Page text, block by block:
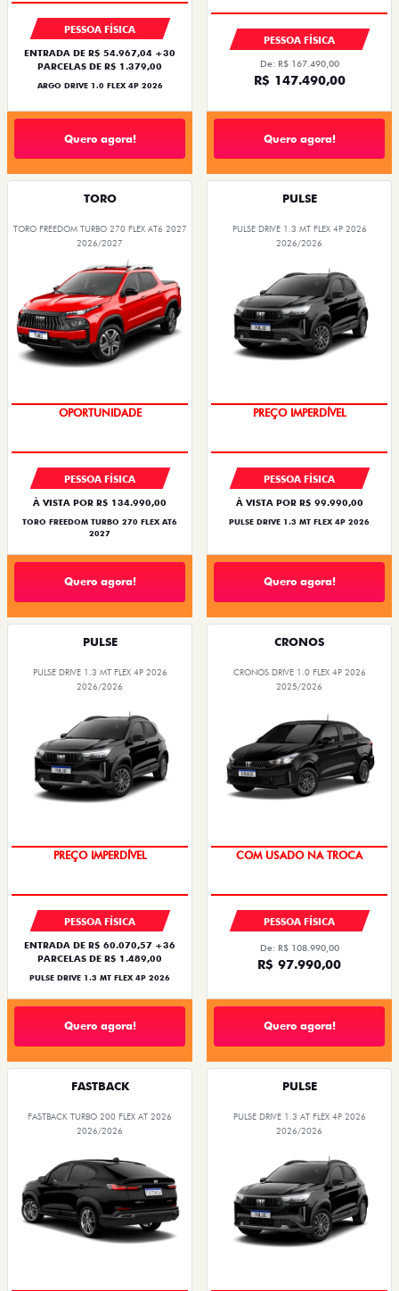
PESSOA FÍSICA
ENTRADA DE R$ 54.967,04 +30
PARCELAS DE R$ 1.379,00
ARGO DRIVE 1.0 FLEX 4P 2026
Quero agora!
PESSOA FÍSICA
De: R$ 167.490,00
R$ 147.490,00
Quero agora!
TORO
TORO FREEDOM TURBO 270 FLEX AT6 2027
2026/2027
OPORTUNIDADE
PESSOA FÍSICA
À VISTA POR R$ 134.990,00
TORO FREEDOM TURBO 270 FLEX AT6
2027
Quero agora!
PULSE
PULSE DRIVE 1.3 MT FLEX 4P 2026
2026/2026
PREÇO IMPERDÍVEL
PESSOA FÍSICA
À VISTA POR R$ 99.990,00
PULSE DRIVE 1.3 MT FLEX 4P 2026
Quero agora!
PULSE
PULSE DRIVE 1.3 MT FLEX 4P 2026
2026/2026
PREÇO IMPERDÍVEL
PESSOA FÍSICA
ENTRADA DE R$ 60.070,57 +36
PARCELAS DE R$ 1.489,00
PULSE DRIVE 1.3 MT FLEX 4P 2026
Quero agora!
CRONOS
CRONOS DRIVE 1.0 FLEX 4P 2026
2025/2026
COM USADO NA TROCA
PESSOA FÍSICA
De: R$ 108.990,00
R$ 97.990,00
Quero agora!
FASTBACK
FASTBACK TURBO 200 FLEX AT 2026
2026/2026
PULSE
PULSE DRIVE 1.3 AT FLEX 4P 2026
2026/2026